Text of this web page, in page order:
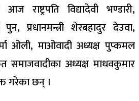
राष्ट्रपति विद्यादेवी भण्डारी,
पुन, प्रधानमन्त्री शेरबहादुर देउवा,
ओली, माओवादी अध्यक्ष पुप्कमल
समाजवादीका अध्यक्ष माधवकुमार
गरेका छन् ।